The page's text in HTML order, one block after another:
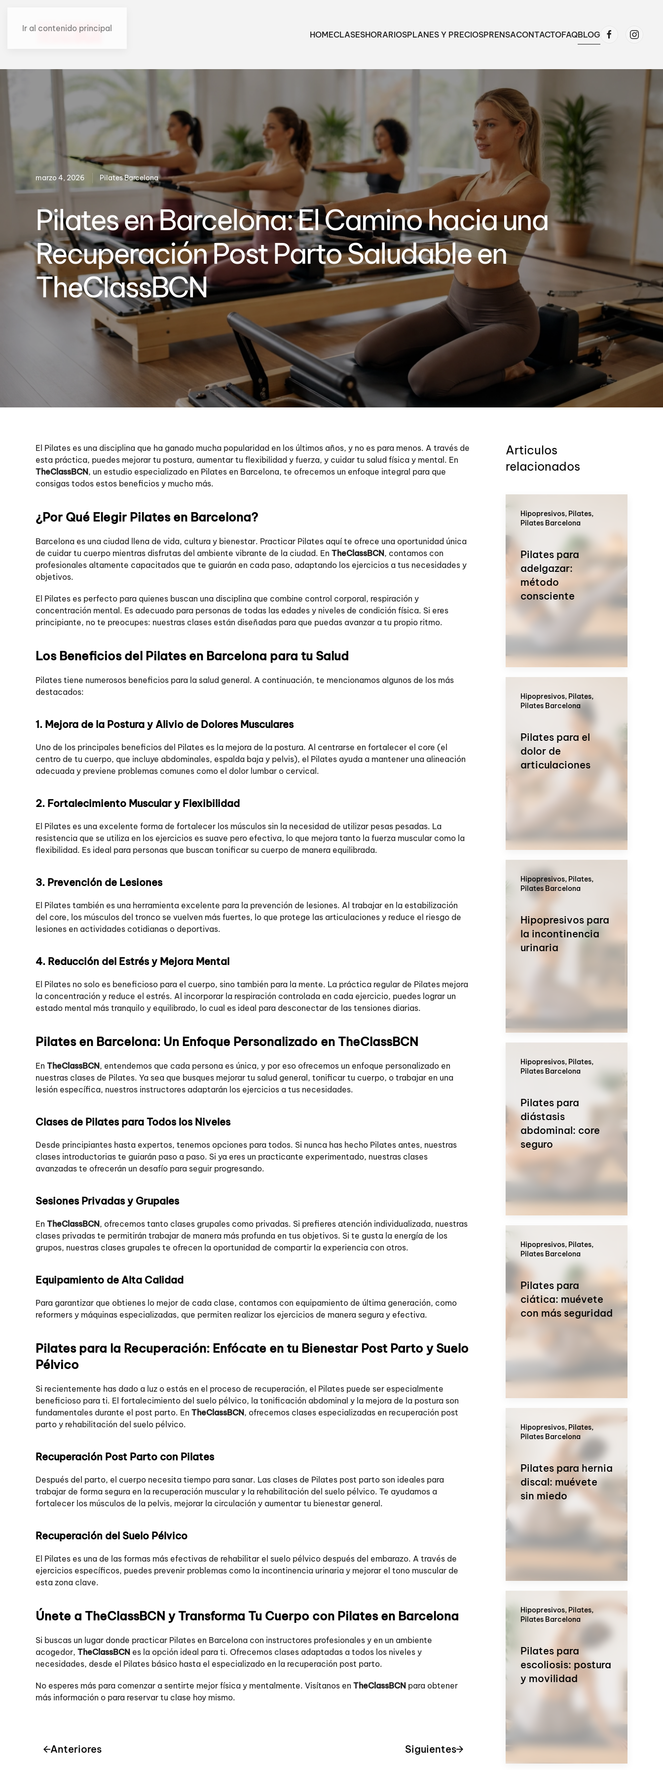
Ir al contenido principal
HOMECLASESHORARIOSPLANES Y PRECIOSPRENSACONTACTOFAQBLOG
marzo 4, 2026 Pilates Barcelona
Pilates en Barcelona: El Camino hacia una
Recuperación Post Parto Saludable en
TheClassBCN
El Pilates es una disciplina que ha ganado mucha popularidad en los últimos años, y no es para menos. A través de
esta práctica, puedes mejorar tu postura, aumentar tu flexibilidad y fuerza, y cuidar tu salud física y mental. En
TheClassBCN, un estudio especializado en Pilates en Barcelona, te ofrecemos un enfoque integral para que
consigas todos estos beneficios y mucho más.
¿Por Qué Elegir Pilates en Barcelona?
Barcelona es una ciudad llena de vida, cultura y bienestar. Practicar Pilates aquí te ofrece una oportunidad única
de cuidar tu cuerpo mientras disfrutas del ambiente vibrante de la ciudad. En TheClassBCN, contamos con
profesionales altamente capacitados que te guiarán en cada paso, adaptando los ejercicios a tus necesidades y
objetivos.
El Pilates es perfecto para quienes buscan una disciplina que combine control corporal, respiración y
concentración mental. Es adecuado para personas de todas las edades y niveles de condición física. Si eres
principiante, no te preocupes: nuestras clases están diseñadas para que puedas avanzar a tu propio ritmo.
Los Beneficios del Pilates en Barcelona para tu Salud
Pilates tiene numerosos beneficios para la salud general. A continuación, te mencionamos algunos de los más
destacados:
1. Mejora de la Postura y Alivio de Dolores Musculares
Uno de los principales beneficios del Pilates es la mejora de la postura. Al centrarse en fortalecer el core (el
centro de tu cuerpo, que incluye abdominales, espalda baja y pelvis), el Pilates ayuda a mantener una alineación
adecuada y previene problemas comunes como el dolor lumbar o cervical.
2. Fortalecimiento Muscular y Flexibilidad
El Pilates es una excelente forma de fortalecer los músculos sin la necesidad de utilizar pesas pesadas. La
resistencia que se utiliza en los ejercicios es suave pero efectiva, lo que mejora tanto la fuerza muscular como la
flexibilidad. Es ideal para personas que buscan tonificar su cuerpo de manera equilibrada.
3. Prevención de Lesiones
El Pilates también es una herramienta excelente para la prevención de lesiones. Al trabajar en la estabilización
del core, los músculos del tronco se vuelven más fuertes, lo que protege las articulaciones y reduce el riesgo de
lesiones en actividades cotidianas o deportivas.
4. Reducción del Estrés y Mejora Mental
El Pilates no solo es beneficioso para el cuerpo, sino también para la mente. La práctica regular de Pilates mejora
la concentración y reduce el estrés. Al incorporar la respiración controlada en cada ejercicio, puedes lograr un
estado mental más tranquilo y equilibrado, lo cual es ideal para desconectar de las tensiones diarias.
Pilates en Barcelona: Un Enfoque Personalizado en TheClassBCN
En TheClassBCN, entendemos que cada persona es única, y por eso ofrecemos un enfoque personalizado en
nuestras clases de Pilates. Ya sea que busques mejorar tu salud general, tonificar tu cuerpo, o trabajar en una
lesión específica, nuestros instructores adaptarán los ejercicios a tus necesidades.
Clases de Pilates para Todos los Niveles
Desde principiantes hasta expertos, tenemos opciones para todos. Si nunca has hecho Pilates antes, nuestras
clases introductorias te guiarán paso a paso. Si ya eres un practicante experimentado, nuestras clases
avanzadas te ofrecerán un desafío para seguir progresando.
Sesiones Privadas y Grupales
En TheClassBCN, ofrecemos tanto clases grupales como privadas. Si prefieres atención individualizada, nuestras
clases privadas te permitirán trabajar de manera más profunda en tus objetivos. Si te gusta la energía de los
grupos, nuestras clases grupales te ofrecen la oportunidad de compartir la experiencia con otros.
Equipamiento de Alta Calidad
Para garantizar que obtienes lo mejor de cada clase, contamos con equipamiento de última generación, como
reformers y máquinas especializadas, que permiten realizar los ejercicios de manera segura y efectiva.
Pilates para la Recuperación: Enfócate en tu Bienestar Post Parto y Suelo
Pélvico
Si recientemente has dado a luz o estás en el proceso de recuperación, el Pilates puede ser especialmente
beneficioso para ti. El fortalecimiento del suelo pélvico, la tonificación abdominal y la mejora de la postura son
fundamentales durante el post parto. En TheClassBCN, ofrecemos clases especializadas en recuperación post
parto y rehabilitación del suelo pélvico.
Recuperación Post Parto con Pilates
Después del parto, el cuerpo necesita tiempo para sanar. Las clases de Pilates post parto son ideales para
trabajar de forma segura en la recuperación muscular y la rehabilitación del suelo pélvico. Te ayudamos a
fortalecer los músculos de la pelvis, mejorar la circulación y aumentar tu bienestar general.
Recuperación del Suelo Pélvico
El Pilates es una de las formas más efectivas de rehabilitar el suelo pélvico después del embarazo. A través de
ejercicios específicos, puedes prevenir problemas como la incontinencia urinaria y mejorar el tono muscular de
esta zona clave.
Únete a TheClassBCN y Transforma Tu Cuerpo con Pilates en Barcelona
Si buscas un lugar donde practicar Pilates en Barcelona con instructores profesionales y en un ambiente
acogedor, TheClassBCN es la opción ideal para ti. Ofrecemos clases adaptadas a todos los niveles y
necesidades, desde el Pilates básico hasta el especializado en la recuperación post parto.
No esperes más para comenzar a sentirte mejor física y mentalmente. Visítanos en TheClassBCN para obtener
más información o para reservar tu clase hoy mismo.
Anteriores Siguientes
Articulos
relacionados
Hipopresivos, Pilates,
Pilates Barcelona
Pilates para
adelgazar:
método
consciente
Hipopresivos, Pilates,
Pilates Barcelona
Pilates para el
dolor de
articulaciones
Hipopresivos, Pilates,
Pilates Barcelona
Hipopresivos para
la incontinencia
urinaria
Hipopresivos, Pilates,
Pilates Barcelona
Pilates para
diástasis
abdominal: core
seguro
Hipopresivos, Pilates,
Pilates Barcelona
Pilates para
ciática: muévete
con más seguridad
Hipopresivos, Pilates,
Pilates Barcelona
Pilates para hernia
discal: muévete
sin miedo
Hipopresivos, Pilates,
Pilates Barcelona
Pilates para
escoliosis: postura
y movilidad